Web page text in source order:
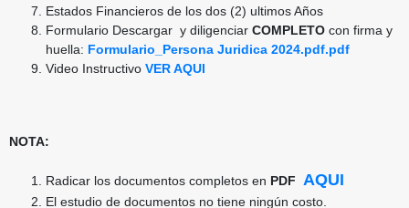
Estados Financieros de los dos (2) ultimos Años
Formulario Descargar y diligenciar COMPLETO con firma y
huella: Formulario_Persona Juridica 2024.pdf.pdf
Video Instructivo VER AQUI
NOTA:
Radicar los documentos completos en PDF AQUI
El estudio de documentos no tiene ningún costo.